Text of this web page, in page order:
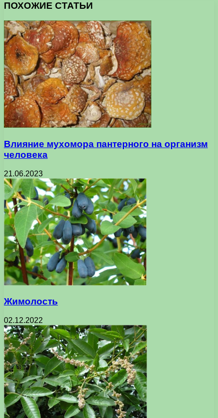
ПОХОЖИЕ СТАТЬИ
Влияние мухомора пантерного на организм
человека
21.06.2023
Жимолость
02.12.2022